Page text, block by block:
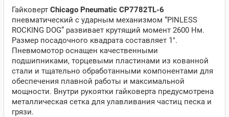
Гайковерт Chicago Pneumatic CP7782TL-6
пневматический с ударным механизмом “PINLESS
ROCKING DOG” развивает крутящий момент 2600 Нм.
Размер посадочного квадрата составляет 1".
Пневмомотор оснащен качественными
подшипниками, торцевыми пластинами из кованной
стали и тщательно обработанными компонентами для
обеспечения плавной работы и максимальной
мощности. Внутри рукоятки гайковерта предусмотрена
металлическая сетка для улавливания частиц песка и
грязи.